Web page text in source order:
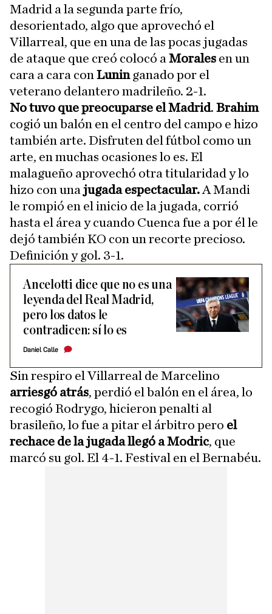
Madrid a la segunda parte frío,
desorientado, algo que aprovechó el
Villarreal, que en una de las pocas jugadas
de ataque que creó colocó a Morales en un
cara a cara con Lunin ganado por el
veterano delantero madrileño. 2-1.
No tuvo que preocuparse el Madrid. Brahim
cogió un balón en el centro del campo e hizo
también arte. Disfruten del fútbol como un
arte, en muchas ocasiones lo es. El
malagueño aprovechó otra titularidad y lo
hizo con una jugada espectacular. A Mandi
le rompió en el inicio de la jugada, corrió
hasta el área y cuando Cuenca fue a por él le
dejó también KO con un recorte precioso.
Definición y gol. 3-1.
Ancelotti dice que no es una
leyenda del Real Madrid,
pero los datos le
contradicen: sí lo es
Daniel Calle
Sin respiro el Villarreal de Marcelino
arriesgó atrás, perdió el balón en el área, lo
recogió Rodrygo, hicieron penalti al
brasileño, lo fue a pitar el árbitro pero el
rechace de la jugada llegó a Modric, que
marcó su gol. El 4-1. Festival en el Bernabéu.